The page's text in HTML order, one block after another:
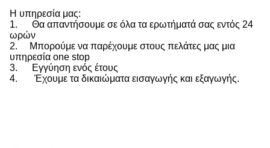
Η υπηρεσία μας:
1. Θα απαντήσουμε σε όλα τα ερωτήματά σας εντός 24
ωρών
2.
Μπορούμε να παρέχουμε στους πελάτες μας μια
υπηρεσία one stop
3. Εγγύηση ενός έτους
4.
Έχουμε τα δικαιώματα εισαγωγής και εξαγωγής.